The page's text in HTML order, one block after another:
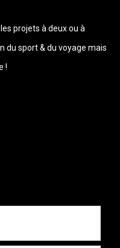
projets à deux ou à
du sport & du voyage mais
!